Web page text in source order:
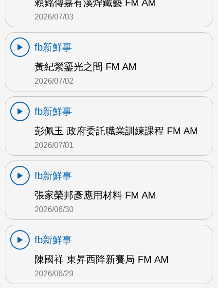
賴銘傳嘉有溪焊鐵藝 FM AM
2026/07/03
fb新鮮事
黃紀縈鎏光之間 FM AM
2026/07/02
fb新鮮事
彭佩玉 政府委託職業訓練課程 FM AM
2026/07/01
fb新鮮事
張家榮邦彥應用材料 FM AM
2026/06/30
fb新鮮事
陳國祥 東昇西降新賽局 FM AM
2026/06/29